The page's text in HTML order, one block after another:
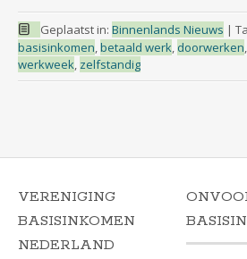
Geplaatst in: Binnenlands Nieuws |
basisinkomen,betaald werk, doorwerken,
werkweek, zelfstandig
VERENIGING
BASISINKOMEN
NEDERLAND